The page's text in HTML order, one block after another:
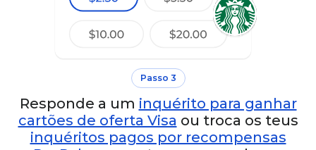
Passo 3
Responde a um inquérito para ganhar
cartões de oferta Visa ou troca os teus
inquéritos pagos por recompensas